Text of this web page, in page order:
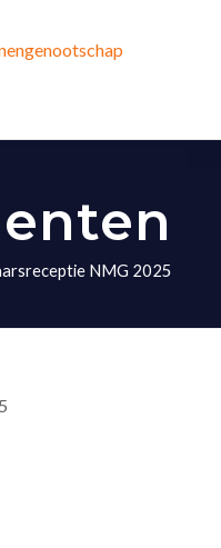
NMG 2025